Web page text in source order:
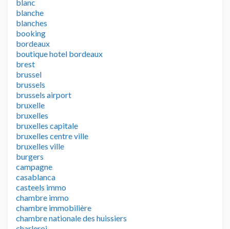
blanc
blanche
blanches
booking
bordeaux
boutique hotel bordeaux
brest
brussel
brussels
brussels airport
bruxelle
bruxelles
bruxelles capitale
bruxelles centre ville
bruxelles ville
burgers
campagne
casablanca
casteels immo
chambre immo
chambre immobilière
chambre nationale des huissiers